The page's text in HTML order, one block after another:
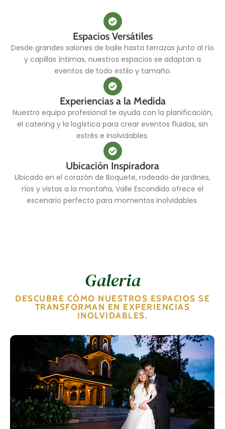
Espacios Versátiles
Desde grandes salones de baile hasta terrazas junto al río
y capillas íntimas, nuestros espacios se adaptan a
eventos de todo estilo y tamaño.
Experiencias a la Medida
Nuestro equipo profesional te ayuda con la planificación,
el catering y la logística para crear eventos fluidos, sin
estrés e inolvidables.
Ubicación Inspiradora
Ubicado en el corazón de Boquete, rodeado de jardines,
ríos y vistas a la montaña, Valle Escondido ofrece el
escenario perfecto para momentos inolvidables.
Galeria
DESCUBRE CÓMO NUESTROS ESPACIOS SE
TRANSFORMAN EN EXPERIENCIAS
INOLVIDABLES.